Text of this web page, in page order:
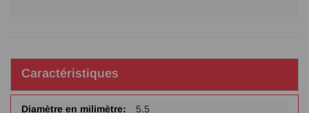
Caractéristiques
Plus
5.5